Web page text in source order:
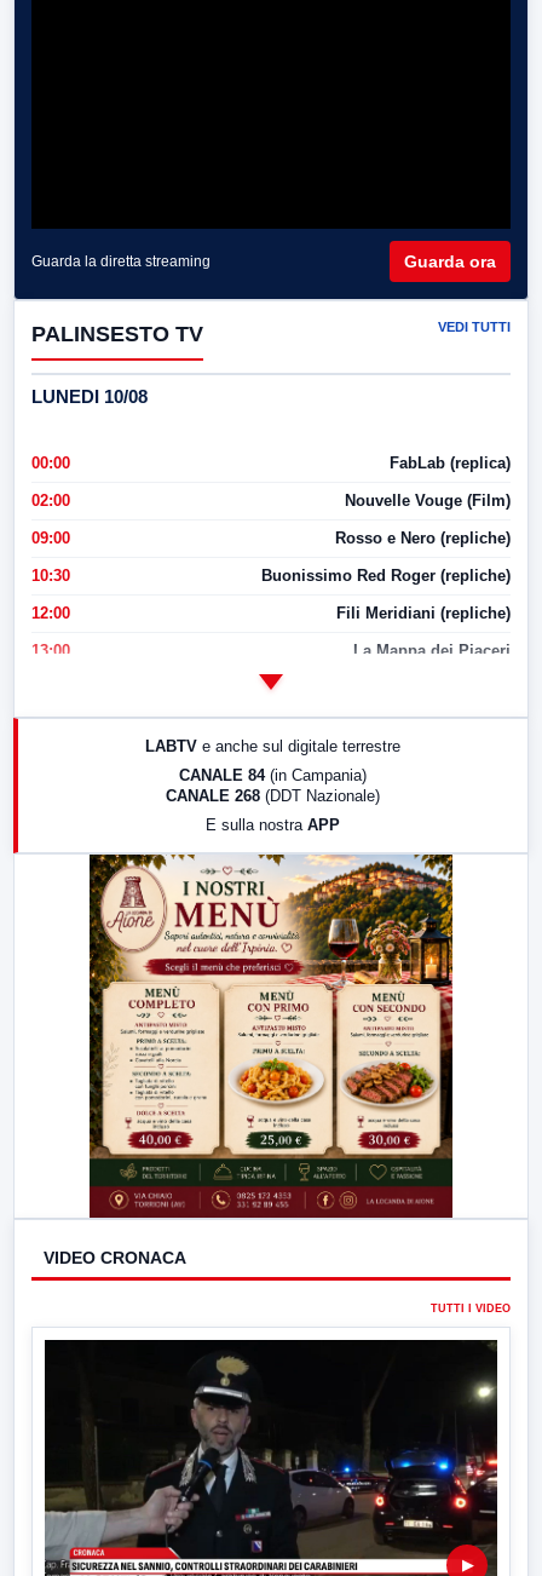
Guarda la diretta streaming Guarda ora
PALINSESTO TV VEDI TUTTI
LUNEDI 10/08
00:00 FabLab (replica)
02:00 Nouvelle Vouge (Film)
09:00 Rosso e Nero (repliche)
10:30 Buonissimo Red Roger (repliche)
12:00 Fili Meridiani (repliche)
13:00 La Mappa dei Piaceri
LabNews (replica)
LABTV e anche sul digitale terrestre
CANALE 84 (in Campania)
CANALE 268 (DDT Nazionale)
E sulla nostra APP
VIDEO CRONACA
TUTTI I VIDEO
▶